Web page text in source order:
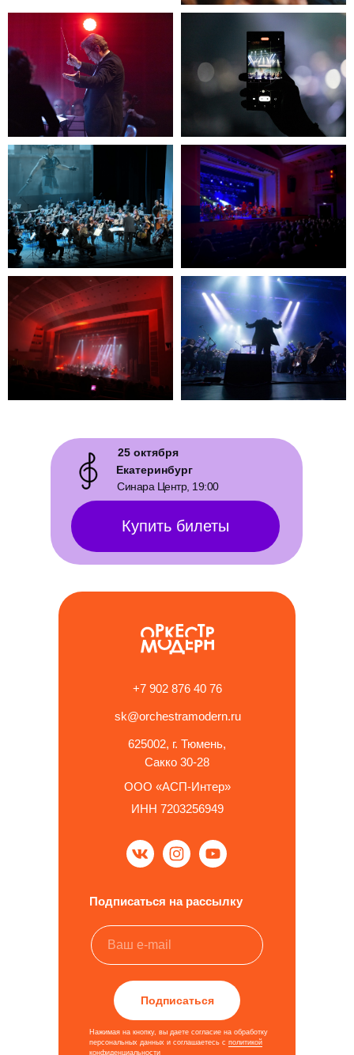
Купить билеты
Екатеринбург
25 октября
Синара Центр, 19:00
ООО «АСП-Интер»
ИНН 7203256949
sk@orchestramodern.ru
+7 902 876 40 76
625002, г. Тюмень,
Сакко 30-28
Подписаться
Подписаться на рассылку
Нажимая на кнопку, вы даете согласие на обработку
персональных данных и соглашаетесь c политикой
конфиденциальности